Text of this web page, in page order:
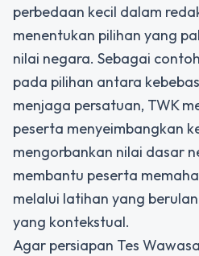
perbedaan kecil dalam
menentukan pilihan yang
nilai negara. Sebagai
pada pilihan antara
menjaga persatuan, TWK
peserta menyeimbangkan
mengorbankan nilai dasar
membantu peserta
melalui latihan yang
yang kontekstual.
Agar persiapan Tes